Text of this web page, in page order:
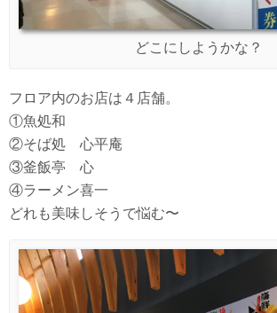
どこにしようかな？
フロア内のお店は４店舗。
①魚処和
②そば処 心平庵
③釜飯亭 心
④ラーメン喜一
どれも美味しそうで悩む〜